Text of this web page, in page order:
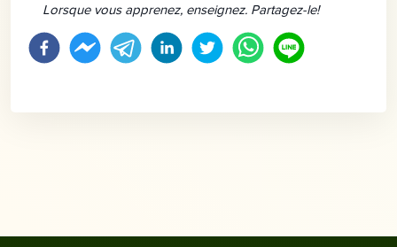
Lorsque vous apprenez, enseignez. Partagez-le!